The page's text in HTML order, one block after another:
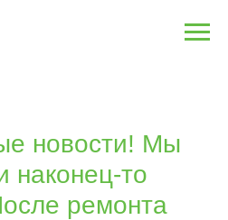
новости! Мы
наконец-то
ремонта